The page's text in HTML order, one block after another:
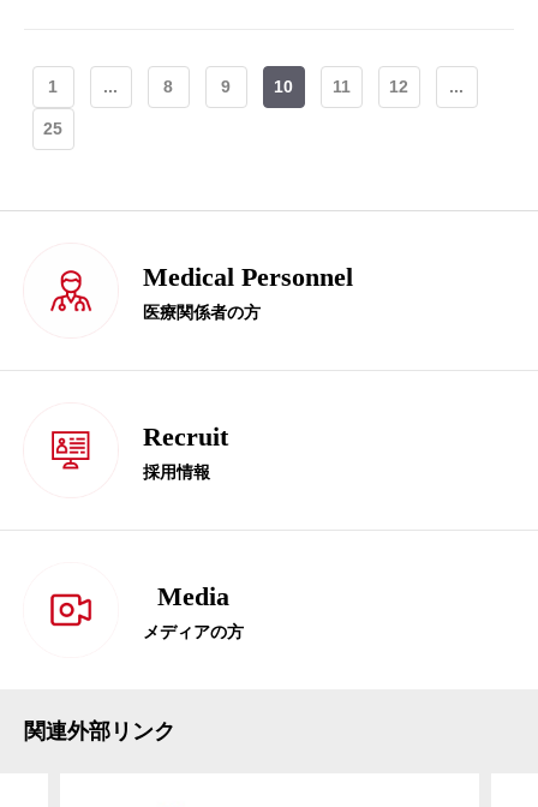
1 ... 8 9 10 11 12 ...
25
Medical Personnel
医療関係者の方
Recruit
採用情報
Media
メディアの方
関連外部リンク